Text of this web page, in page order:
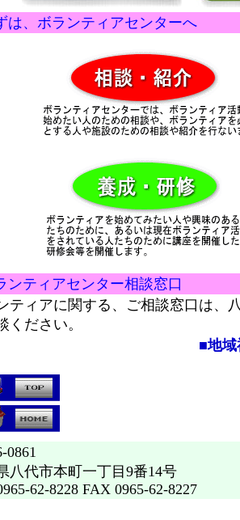
は、ボランティアセンターへ
ンティアセンター相談窓口
ティアに関する、ご相談窓口は、
ください。
■地域福
0861
八代市本町一丁目9番14号
62-8228 FAX 0965-62-8227